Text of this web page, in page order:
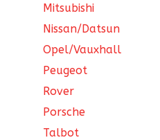
Mitsubishi
Nissan/Datsun
Opel/Vauxhall
Peugeot
Rover
Porsche
Talbot